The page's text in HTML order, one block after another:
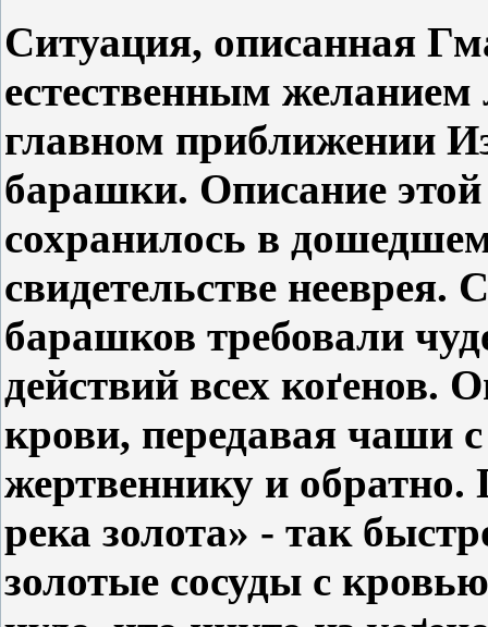
Ситуация, описанная
естественным желанием
главном приближении
барашки. Описание
сохранилось в
свидетельстве
барашков требовали
действий всех коґенов.
крови, передавая чаши
жертвеннику и обратно.
река золота» - так
золотые сосуды с